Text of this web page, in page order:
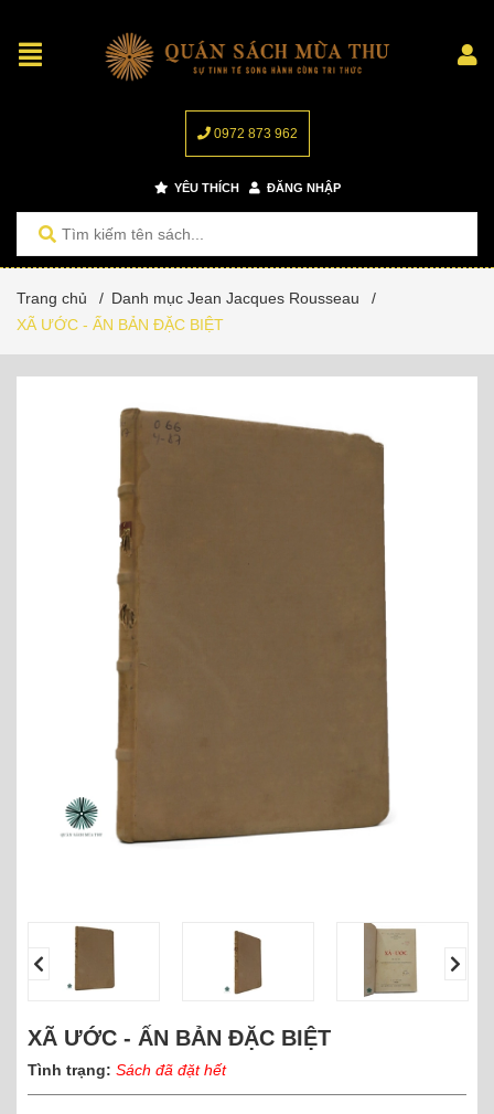
0972 873 962
YÊU THÍCH ĐĂNG NHẬP
Trang chủ / Danh mục Jean Jacques Rousseau
/
XÃ ƯỚC - ẤN BẢN ĐẶC BIỆT
XÃ ƯỚC - ẤN BẢN ĐẶC BIỆT
Tình trạng: Sách đã đặt hết